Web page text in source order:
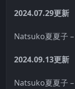
2024.07.29更新
Natsuko夏夏子
2024.09.13更新
Natsuko夏夏子